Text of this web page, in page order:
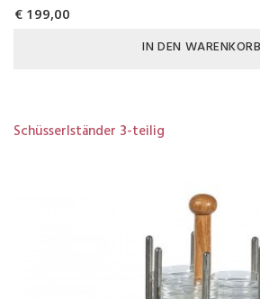
€ 199,00
IN DEN WARENKORB
Schüsserlständer 3-teilig